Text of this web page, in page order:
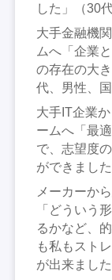
した」（30
大手金融機
ムへ「企業
の存在の大
代、男性、
大手IT企業
ームへ「最
で、志望度
ができまし
メーカーか
「どういう
るかなど、
も私もスト
が出来まし